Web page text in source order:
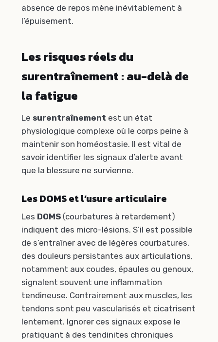
absence de repos mène inévitablement à
l’épuisement.
Les risques réels du
surentraînement : au-delà de
la fatigue
Le surentraînement est un état
physiologique complexe où le corps peine à
maintenir son homéostasie. Il est vital de
savoir identifier les signaux d’alerte avant
que la blessure ne survienne.
Les DOMS et l’usure articulaire
Les DOMS (courbatures à retardement)
indiquent des micro-lésions. S’il est possible
de s’entraîner avec de légères courbatures,
des douleurs persistantes aux articulations,
notamment aux coudes, épaules ou genoux,
signalent souvent une inflammation
tendineuse. Contrairement aux muscles, les
tendons sont peu vascularisés et cicatrisent
lentement. Ignorer ces signaux expose le
pratiquant à des tendinites chroniques